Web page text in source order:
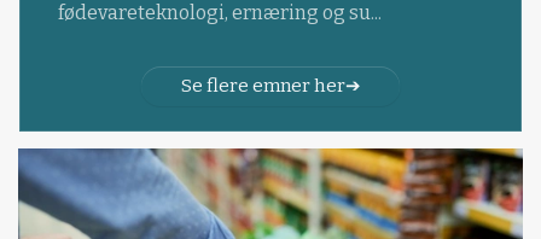
fødevareteknologi, ernæring og su...
Se flere emner her